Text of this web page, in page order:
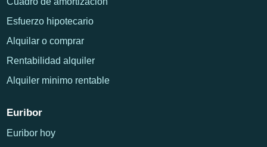
Esfuerzo hipotecario
Alquilar o comprar
Rentabilidad alquiler
Alquiler minimo rentable
Euribor
Euribor hoy